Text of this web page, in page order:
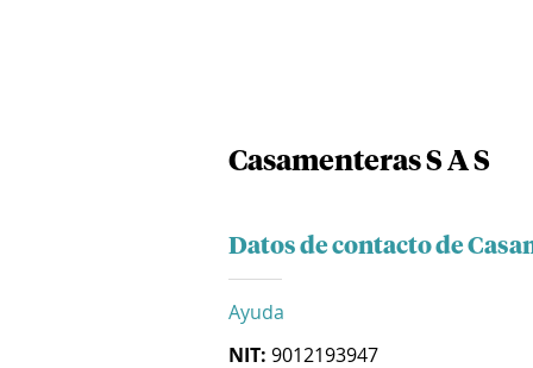
Casamenteras S A S
Datos de contacto de
Ayuda
NIT: 9012193947